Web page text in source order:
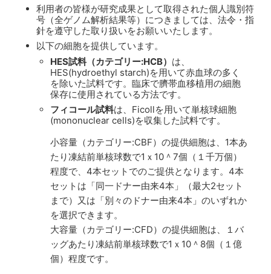
利用者の皆様が研究成果として取得された個人識別符
号（全ゲノム解析結果等）につきましては、法令・指
針を遵守した取り扱いをお願いいたします。
以下の細胞を提供しています。
HES試料（カテゴリー:HCB） は、
HES(hydroethyl starch)を用いて赤血球の多く
を除いた試料です。臨床で臍帯血移植用の細胞
保存に使用されている方法です。
フィコール試料は、Ficollを用いて単核球細胞
(mononuclear cells)を収集した試料です。
小容量（カテゴリー:CBF）の提供細胞は、1本あ
たり凍結前単核球数で1ｘ10＾7個（１千万個）
程度で、4本セットでのご提供となります。4本
セットは「同一ドナー由来4本」（最大2セット
まで）又は「別々のドナー由来4本」のいずれか
を選択できます。
大容量（カテゴリー:CFD）の提供細胞は、１バ
ッグあたり凍結前単核球数で1ｘ10＾8個（１億
個）程度です。